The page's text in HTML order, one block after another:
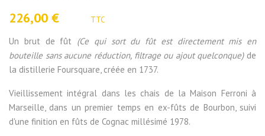
226,00 € TTC
Un brut de fût (Ce qui sort du fût est directement mis en
bouteille sans aucune réduction, filtrage ou ajout quelconque)de
la distillerie Foursquare, créée en 1737.
Vieillissement intégral dans les chais de la Maison Ferroni à
Marseille, dans un premier temps en ex-fûts de Bourbon, suivi
d'une finition en fûts de Cognac millésimé 1978.